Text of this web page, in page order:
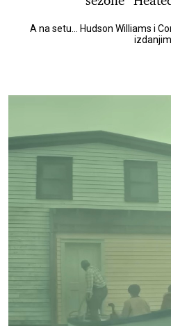
A na setu... Hudson Williams i